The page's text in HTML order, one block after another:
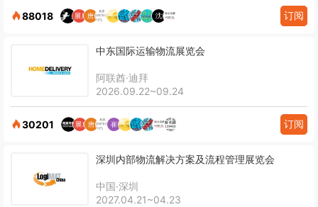
88018 订阅
中东国际运输物流展览会
阿联酋·迪拜
2026.09.22~09.24
30201 订阅
深圳内部物流解决方案及流程管理展览会
中国·深圳
2027.04.21~04.23